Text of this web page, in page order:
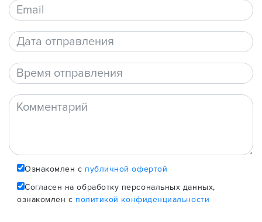
Ознакомлен с публичной офертой
Согласен на обработку персональных данных,
ознакомлен с политикой конфиденциальности